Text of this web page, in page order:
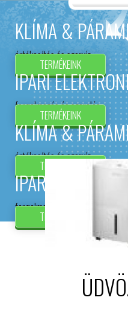
KLÍMA &
értékesítés és szervíz
TERMÉKEINK
IPARI
forgalmazás és szerelés
TERMÉKEINK
KLÍMA &
értékesítés és szervíz
TERMÉKEINK
IPARI
forgalmazás és szerelés
TERMÉKEINK